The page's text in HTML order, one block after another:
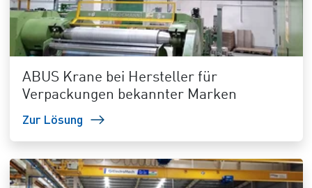
ABUS Krane bei Hersteller für
Verpackungen bekannter Marken
Zur Lösung